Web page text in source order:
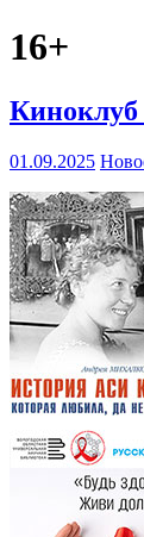
16+
Киноклуб
01.09.2025